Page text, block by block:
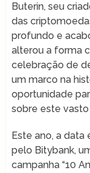
Buterin, seu
das
profundo e
alterou a forma
celebração de
um marco na
oportunidade
sobre este
Este ano, a
pelo Bitybank,
campanha “10